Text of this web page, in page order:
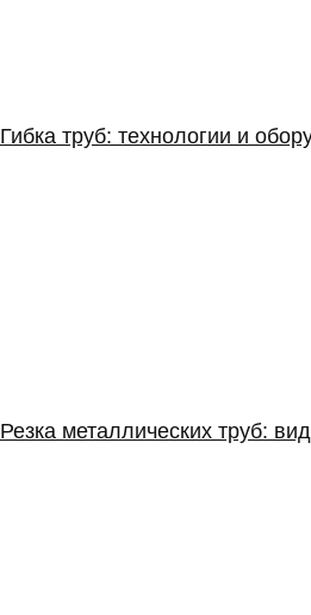
Гибка труб: технологии и
Резка металлических труб: